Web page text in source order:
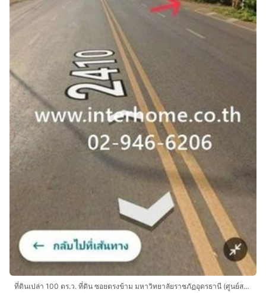
ที่ดินเปล่า 100 ตร.ว. ที่ดิน ซอยตรงข้าม มหาวิทยาลัยราชภัฏอุดรธานี (ศูนย์สามพร้าว) ถนนทางหลวงหมายเลข2410 เมืองอุดรธานี อุดรธานี